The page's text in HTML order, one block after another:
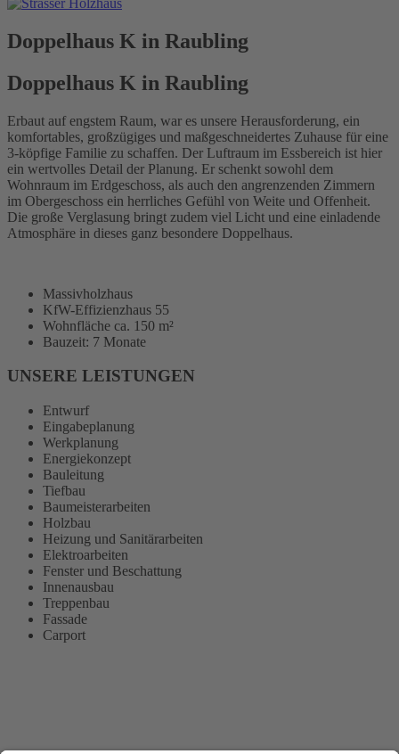
Doppelhaus K in Raubling
Doppelhaus K in Raubling
Erbaut auf engstem Raum, war es unsere Herausforderung, ein
komfortables, großzügiges und maßgeschneidertes Zuhause für eine
3-köpfige Familie zu schaffen. Der Luftraum im Essbereich ist hier
ein wertvolles Detail der Planung. Er schenkt sowohl dem
Wohnraum im Erdgeschoss, als auch den angrenzenden Zimmern
im Obergeschoss ein herrliches Gefühl von Weite und Offenheit.
Die große Verglasung bringt zudem viel Licht und eine einladende
Atmosphäre in dieses ganz besondere Doppelhaus.
Massivholzhaus
KfW-Effizienzhaus 55
Wohnfläche ca. 150 m²
Bauzeit: 7 Monate
UNSERE LEISTUNGEN
Entwurf
Eingabeplanung
Werkplanung
Energiekonzept
Bauleitung
Tiefbau
Baumeisterarbeiten
Holzbau
Heizung und Sanitärarbeiten
Elektroarbeiten
Fenster und Beschattung
Innenausbau
Treppenbau
Fassade
Carport